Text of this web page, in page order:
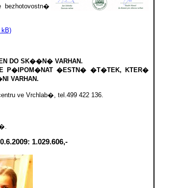
DO SK��N� VARHAN.
P�IPOM�NAT �ESTN� �T�TEK, KTER�
VARHAN.
ve Vrchlab�, tel.499 422 136.
1.029.606,-